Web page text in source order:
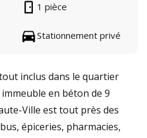
1 pièce
Stationnement privé
inclus dans le quartier
en béton de 9
Ville est tout près des
épiceries, pharmacies,